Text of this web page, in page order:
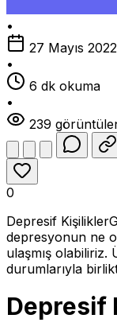
•
27 Mayıs 2022
•
6 dk okuma
•
239
0
Depresif
depresyonun ne
ulaşmış olabiliriz.
durumlarıyla
Depresif